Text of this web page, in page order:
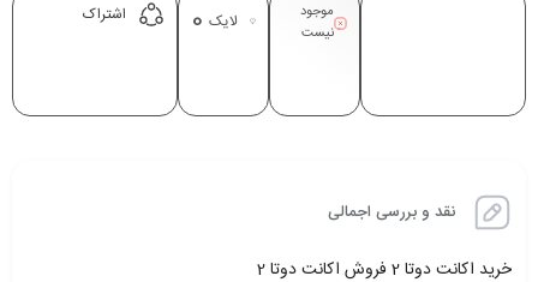
موجود
نیست
لایک 0 اشتراک
نقد و بررسی اجمالی
خرید اکانت دوتا 2 فروش اکانت دوتا 2